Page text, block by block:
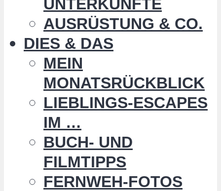
UNTERKÜNFTE
AUSRÜSTUNG & CO.
DIES & DAS
MEIN
MONATSRÜCKBLICK
LIEBLINGS-ESCAPES
IM …
BUCH- UND
FILMTIPPS
FERNWEH-FOTOS